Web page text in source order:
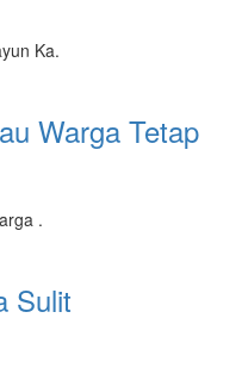
Ka.
Warga Tetap
.
Sulit